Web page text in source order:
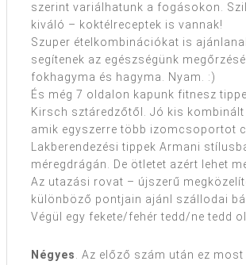
szerint variálhatunk a fogásokon.
kiváló – koktélreceptek is vannak!
Szuper ételkombinációkat is
segítenek az egészségünk
fokhagyma és hagyma. Nyam. :)
És még 7 oldalon kapunk fitnesz
Kirsch sztáredzőtől. Jó kis
amik egyszerre több izomcsoportot
Lakberendezési tippek Armani
méregdrágán. De ötletet azért lehet
Az utazási rovat – újszerű
különböző pontjain ajánl szállodai
Végül egy fekete/fehér tedd/ne tedd
Négyes. Az előző szám után ez